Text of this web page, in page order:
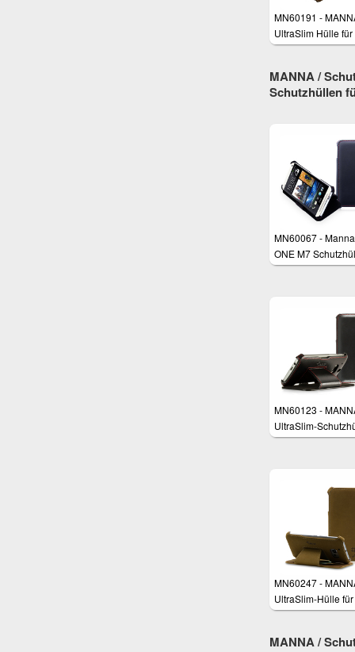
MN60191 -
UltraSlim Hülle für
One M9
MANNA /
Schutzhüllen
MN60067 -
ONE M7
MN60123 -
UltraSlim-
für HTC One M8
MN60247 -
UltraSlim-Hülle für
10 (One M10)
MANNA /